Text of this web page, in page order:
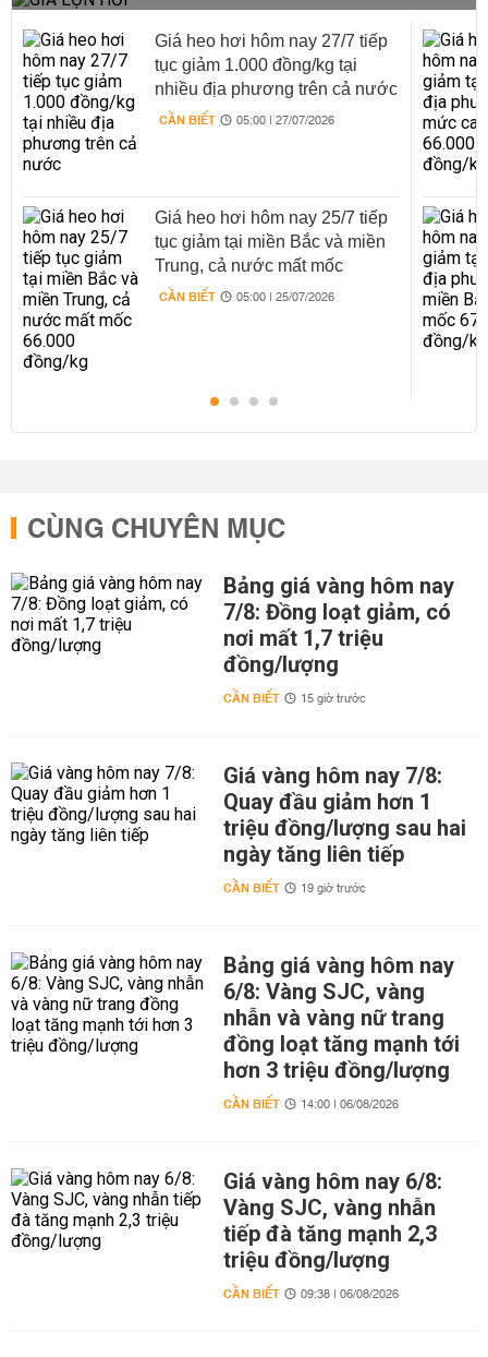
Giá heo hơi hôm nay 27/7 tiếp
tục giảm 1.000 đồng/kg tại
nhiều địa phương trên cả nước
CẦN BIẾT 05:00 | 27/07/2026
Giá heo hơi hôm nay 25/7 tiếp
tục giảm tại miền Bắc và miền
Trung, cả nước mất mốc
66.000 đồng/kg
CẦN BIẾT 05:00 | 25/07/2026
CÙNG CHUYÊN MỤC
Bảng giá vàng hôm nay
7/8: Đồng loạt giảm, có
nơi mất 1,7 triệu
đồng/lượng
CẦN BIẾT 15 giờ trước
Giá vàng hôm nay 7/8:
Quay đầu giảm hơn 1
triệu đồng/lượng sau hai
ngày tăng liên tiếp
CẦN BIẾT 19 giờ trước
Bảng giá vàng hôm nay
6/8: Vàng SJC, vàng
nhẫn và vàng nữ trang
đồng loạt tăng mạnh tới
hơn 3 triệu đồng/lượng
CẦN BIẾT 14:00 | 06/08/2026
Giá vàng hôm nay 6/8:
Vàng SJC, vàng nhẫn
tiếp đà tăng mạnh 2,3
triệu đồng/lượng
CẦN BIẾT 09:38 | 06/08/2026